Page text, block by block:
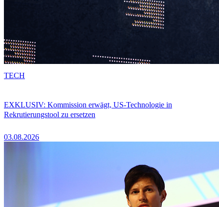
EXKLUSIV: Kommission erwägt, US-Technologie in
Rekrutierungstool zu ersetzen
03.08.2026
TECH